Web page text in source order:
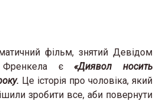
фільм, знятий Девідом
Френкела є«Диявол носить
Це історія про чоловіка, який
зробити все, аби повернути